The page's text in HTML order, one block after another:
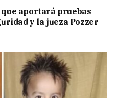
aportará pruebas
y la jueza Pozzer